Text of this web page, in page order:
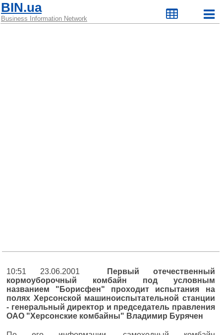
BIN.ua
Business Information Network
10:51 23.06.2001
Первый отечественный
кормоуборочный комбайн под условным
названием "Борисфен" проходит испытания на
полях Херсонской машиноиспытательной станции
- генеральный директор и председатель правления
ОАО "Херсонские комбайны" Владимир Бурячен